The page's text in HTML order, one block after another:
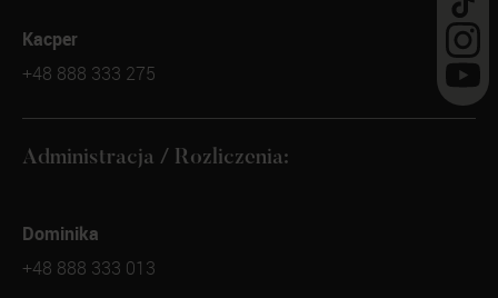
Kacper
+48 888 333 275
Administracja / Rozliczenia:
Dominika
+48 888 333 013